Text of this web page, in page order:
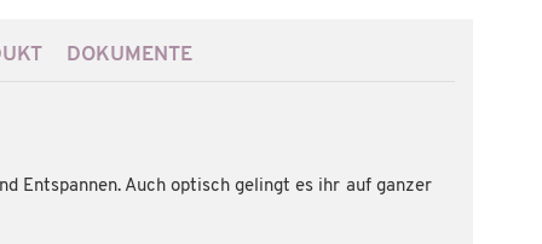
DOKUMENTE
Entspannen. Auch optisch gelingt es ihr auf ganzer